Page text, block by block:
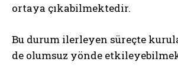
ortaya çıkabilmektedir.
Bu durum ilerleyen süreçte
de olumsuz yönde